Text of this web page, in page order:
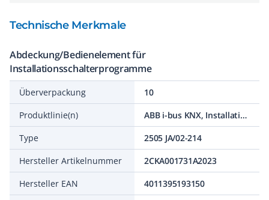
Technische Merkmale
Abdeckung/Bedienelement für
Installationsschalterprogramme
Überverpackung
10
Produktlinie(n)
ABB i-bus KNX, Installationsbus KNX, Reflex SI
Type
2505 JA/02-214
Hersteller Artikelnummer
2CKA001731A2023
Hersteller EAN
4011395193150